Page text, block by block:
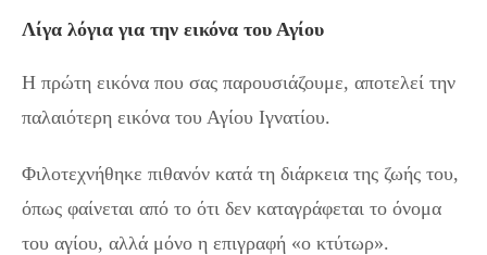
Λίγα λόγια για την εικόνα του Αγίου
Η πρώτη εικόνα που σας παρουσιάζουμε, αποτελεί την
παλαιότερη εικόνα του Αγίου Ιγνατίου.
Φιλοτεχνήθηκε πιθανόν κατά τη διάρκεια της ζωής του,
όπως φαίνεται από το ότι δεν καταγράφεται το όνομα
του αγίου, αλλά μόνο η επιγραφή «ο κτύτωρ».